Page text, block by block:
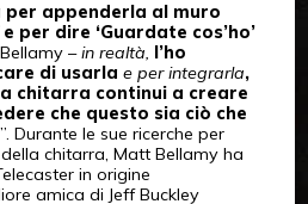
per appenderla al muro
per dire ‘Guardate cos’ho’
–in realtà, l’ho
di usarla e per integrarla,
chitarra continui a creare
che questo sia ciò che
”. Durante le sue ricerche per
chitarra, Matt Bellamy ha
in origine
amica di Jeff Buckley